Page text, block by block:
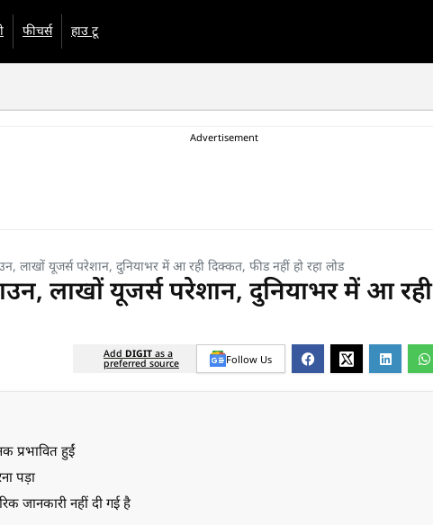
फीचर्स हाउ टू
यूजर्स परेशान, दुनियाभर में आ रही दिक्कत, फीड नहीं हो रहा लोड
लाखों यूजर्स परेशान, दुनियाभर में आ रही
Add DIGIT as a
preferred source Follow Us
प्रभावित हुईं
पड़ा
नहीं दी गई है